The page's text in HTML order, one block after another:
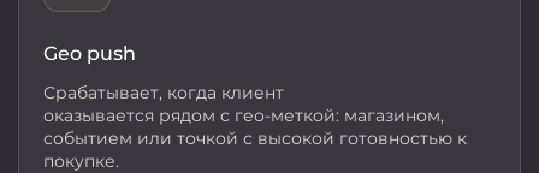
Geo push
Срабатывает, когда клиент
оказывается рядом с гео-меткой: магазином,
событием или точкой с высокой готовностью к
покупке.